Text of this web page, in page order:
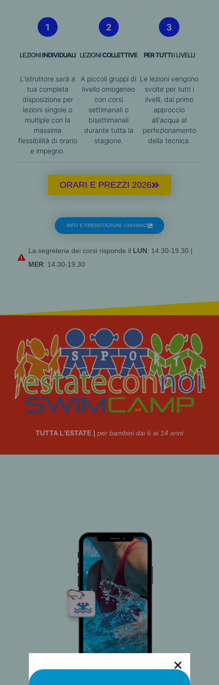
1
LEZIONIINDIVIDUALI
L'istruttore sarà a
tua completa
disposizione per
lezioni singole o
multiple con la
massima
flessibilità di orario
e impegno.
2
LEZIONICOLLETTIVE
A piccoli gruppi di
livello omogeneo
con corsi
settimanali o
bisettimanali
durante tutta la
stagione.
3
PER TUTTII LIVELLI
Le lezioni vengono
svolte per tutti i
livelli, dal primo
approccio
all'acqua al
perfezionamento
della tecnica.
ORARI E PREZZI 2026
INFO E PRENOTAZIONI: CHIAMACI
La segreteria dei corsi risponde il LUN: 14.30-19.30 |
MER: 14.30-19.30
TUTTA L’ESTATE | per bambini dai 6 ai 14 anni